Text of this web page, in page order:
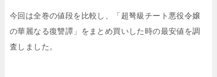
今回は全巻の値段を比較し、「超弩級チート悪役令嬢
の華麗なる復讐譚」をまとめ買いした時の最安値を調
査しました。